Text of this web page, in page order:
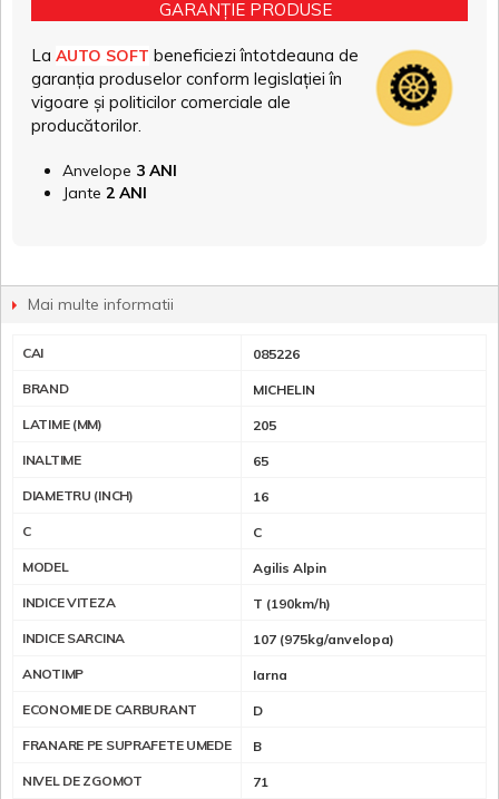
GARANȚIE PRODUSE
La AUTO SOFT beneficiezi întotdeauna de
garanția produselor conform legislației în
vigoare și politicilor comerciale ale
producătorilor.
Anvelope 3 ANI
Jante 2 ANI
Mai multe informatii
CAI 085226
BRAND MICHELIN
LATIME (MM) 205
INALTIME 65
DIAMETRU (INCH) 16
C C
MODEL Agilis Alpin
INDICE VITEZA T (190km/h)
INDICE SARCINA 107 (975kg/anvelopa)
ANOTIMP Iarna
ECONOMIE DE CARBURANT D
FRANARE PE SUPRAFETE UMEDE B
NIVEL DE ZGOMOT 71